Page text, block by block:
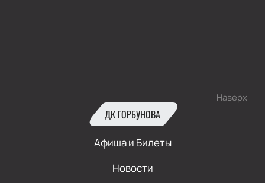
Наверх
ДК ГОРБУНОВА
Афиша и Билеты
Новости